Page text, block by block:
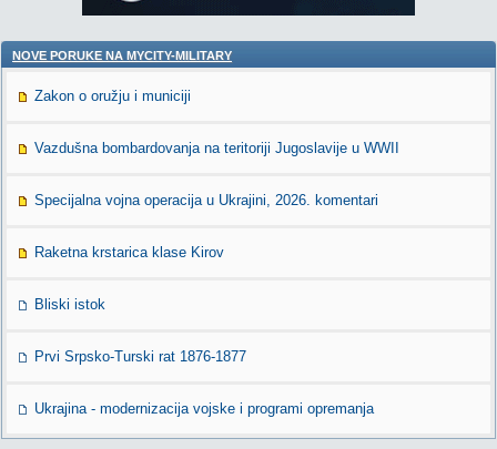
NOVE PORUKE NA MYCITY-MILITARY
Zakon o oružju i municiji
Vazdušna bombardovanja na teritoriji Jugoslavije u WWII
Specijalna vojna operacija u Ukrajini, 2026. komentari
Raketna krstarica klase Kirov
Bliski istok
Prvi Srpsko-Turski rat 1876-1877
Ukrajina - modernizacija vojske i programi opremanja